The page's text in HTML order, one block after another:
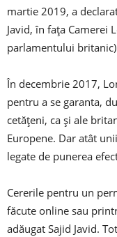
martie 2019, a
Javid, în faţa Camerei
parlamentului
În decembrie 2017,
pentru a se garanta,
cetăţeni, ca şi ale
Europene. Dar atât
legate de punerea
Cererile pentru un
făcute online sau
adăugat Sajid Javid.